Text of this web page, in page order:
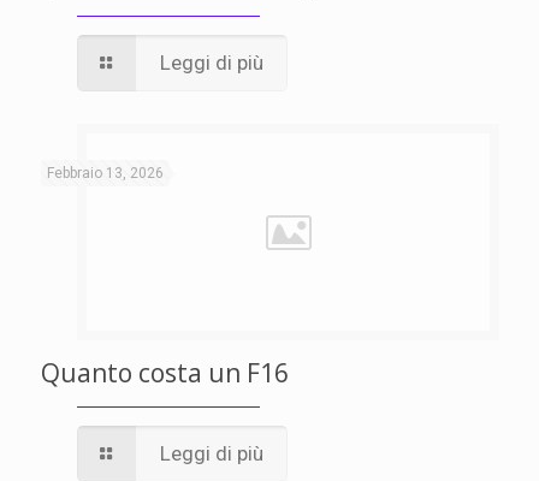
Leggi di più
Febbraio 13, 2026
Quanto costa un F16
Leggi di più